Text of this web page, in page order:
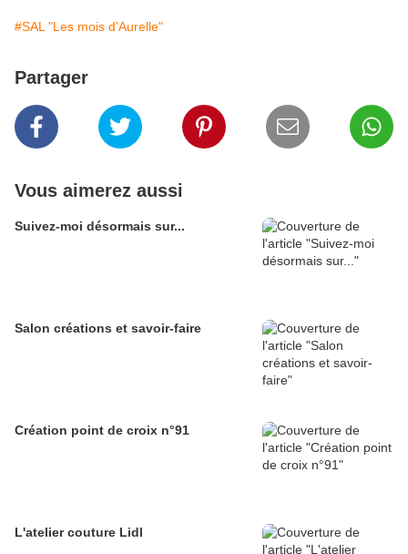
#SAL "Les mois d'Aurelle"
Partager
Vous aimerez aussi
Suivez-moi désormais sur...
Salon créations et savoir-faire
Création point de croix n°91
L'atelier couture Lidl